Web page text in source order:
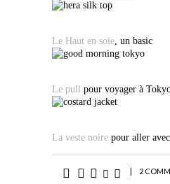
Le Haut en soie, un basic
Le pull pour voyager à
La veste noire pour aller
| 2 COMM.